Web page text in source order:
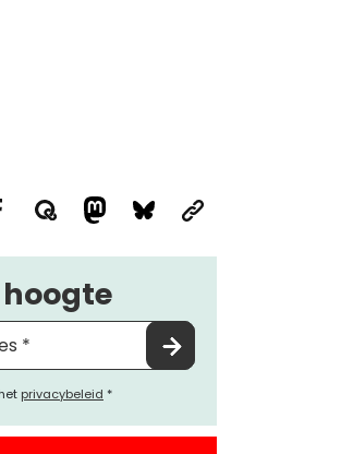
hoogte
privacybeleid *